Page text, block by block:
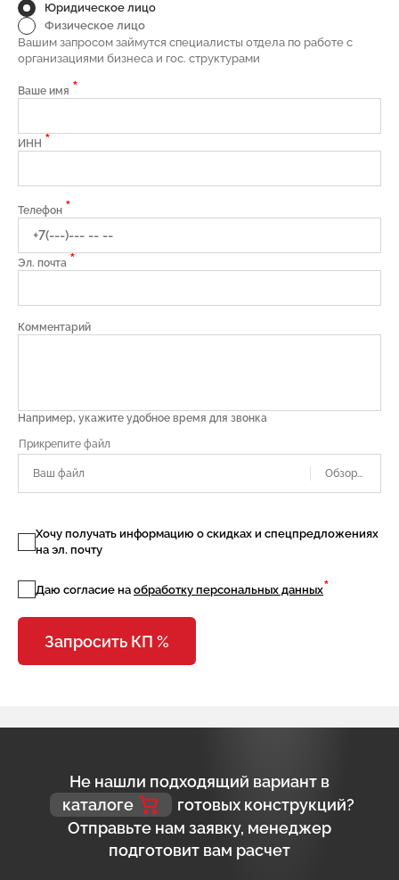
Юридическое лицо
Физическое лицо
Вашим запросом займутся специалисты отдела по работе с
организациями бизнеса и гос. структурами
Ваше имя *
ИНН *
Телефон *
Эл. почта *
Комментарий
Например, укажите удобное время для звонка
Ваш файл
Хочу получать информацию о скидках и спецпредложениях
на эл. почту
Даю согласие на обработку персональных данных*
Запросить КП %
Не нашли подходящий вариант в
каталоге
готовых конструкций?
Отправьте нам заявку, менеджер
подготовит вам расчет